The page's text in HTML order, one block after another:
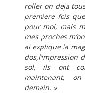
roller on deja
premiere fois
pour moi, mais
mes proches
ai explique la
dos,l’impression
sol, ils ont
maintenant,
demain. »